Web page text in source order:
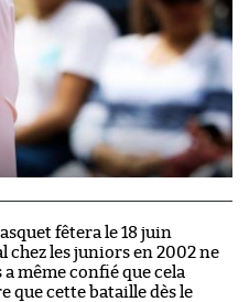
fêtera le 18 juin
chez les juniors en 2002 ne
même confié que cela
que cette bataille dès le